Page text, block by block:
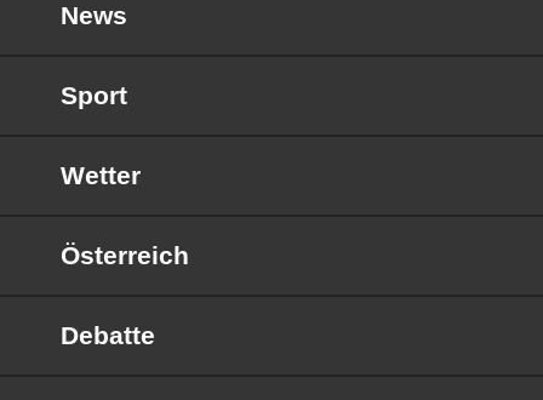
News
Sport
Wetter
Österreich
Debatte